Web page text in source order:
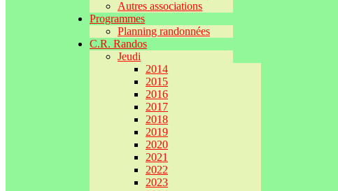
Autres associations
Programmes
Planning randonnées
C.R. Randos
Jeudi
2014
2015
2016
2017
2018
2019
2020
2021
2022
2023